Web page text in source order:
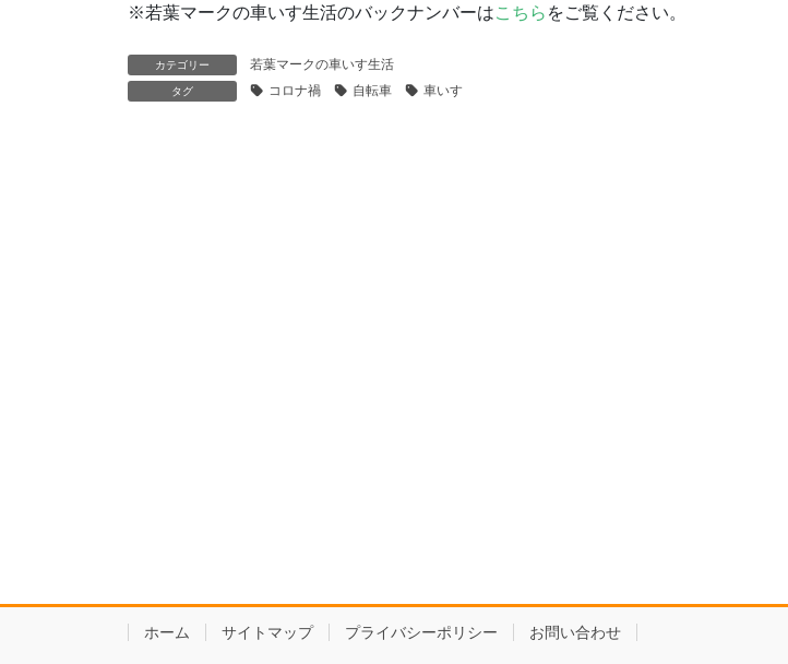
※若葉マークの車いす生活のバックナンバーはこちら をご覧ください。
カテゴリー 若葉マークの車いす生活
タグ コロナ禍 自転車 車いす
ホーム サイトマップ プライバシーポリシー お問い合わせ